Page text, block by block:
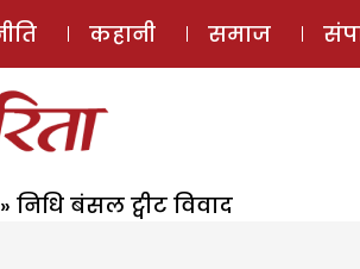
कहानी समाज
» निधि बंसल ट्वीट विवाद